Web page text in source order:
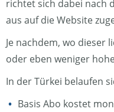
richtet sich dabei nach
aus auf die Website
Je nachdem, wo dieser
oder eben weniger
In der Türkei belaufen
Basis Abo kostet